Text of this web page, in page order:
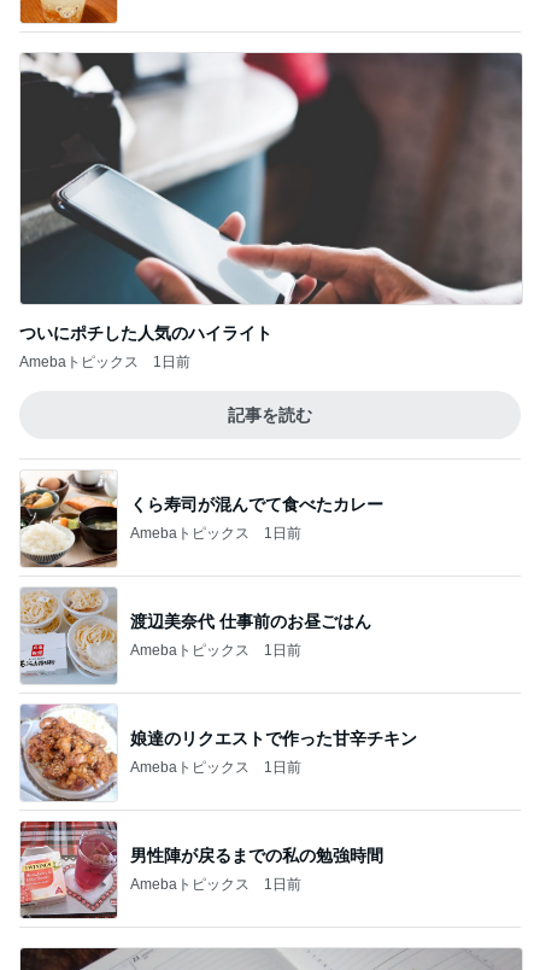
ついにポチした人気のハイライト
Amebaトピックス 1日前
記事を読む
くら寿司が混んでて食べたカレー
Amebaトピックス 1日前
渡辺美奈代 仕事前のお昼ごはん
Amebaトピックス 1日前
娘達のリクエストで作った甘辛チキン
Amebaトピックス 1日前
男性陣が戻るまでの私の勉強時間
Amebaトピックス 1日前